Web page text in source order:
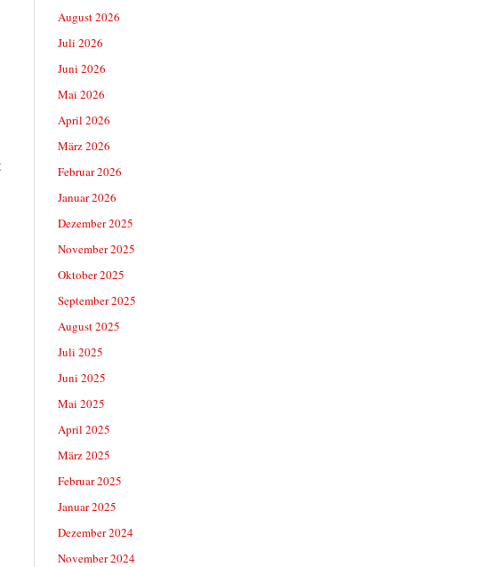
August 2026
Juli 2026
Juni 2026
Mai 2026
April 2026
März 2026
Februar 2026
Januar 2026
Dezember 2025
November 2025
Oktober 2025
September 2025
August 2025
Juli 2025
Juni 2025
Mai 2025
April 2025
März 2025
Februar 2025
Januar 2025
Dezember 2024
November 2024